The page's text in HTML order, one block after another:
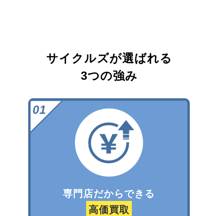
サイクルズが選ばれる
3つの強み
専門店だからできる
高価買取